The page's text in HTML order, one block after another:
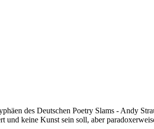
des Deutschen Poetry Slams - Andy
keine Kunst sein soll, aber